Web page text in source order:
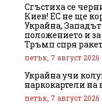
Сгъстиха се
Киев! ЕС не ще
Украйна,
положението и
Тръмп спря
петък, 7 август 2026
Украйна учи
наркокартели на
петък, 7 август 2026